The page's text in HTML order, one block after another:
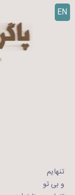
EN
تنهایم
و بی‌ تو